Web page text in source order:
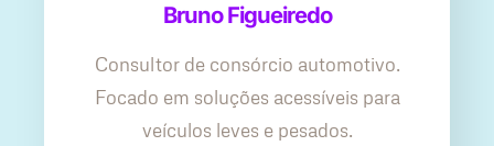
Bruno Figueiredo
Consultor de consórcio automotivo.
Focado em soluções acessíveis para
veículos leves e pesados.